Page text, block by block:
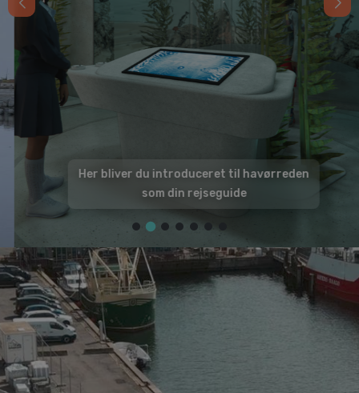
Her bliver du introduceret til havørreden
som din rejseguide